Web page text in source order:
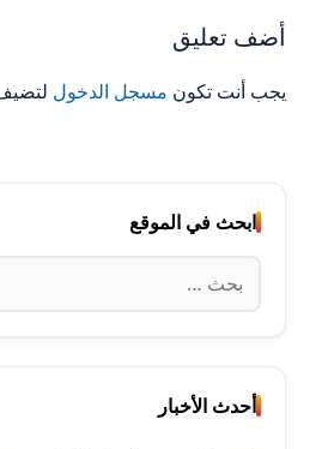
أضف تعليق
يجب أنت تكون مسجل الدخول
ابحث في الموقع
البحث
عن:
أحدث الأخبار